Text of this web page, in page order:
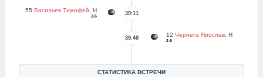
55 Васильев Тимофей , Н
2-5 39:11
12 Чернега Ярослав , Н
2-6
39:40
СТАТИСТИКА ВСТРЕЧИ